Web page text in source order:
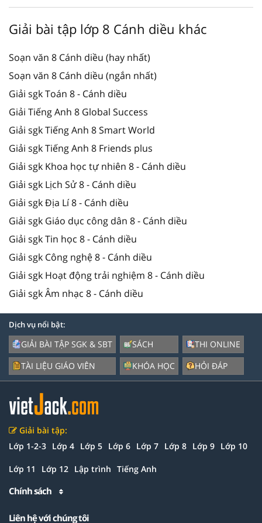
Giải bài tập lớp 8 Cánh diều khác
Soạn văn 8 Cánh diều (hay nhất)
Soạn văn 8 Cánh diều (ngắn nhất)
Giải sgk Toán 8 - Cánh diều
Giải Tiếng Anh 8 Global Success
Giải sgk Tiếng Anh 8 Smart World
Giải sgk Tiếng Anh 8 Friends plus
Giải sgk Khoa học tự nhiên 8 - Cánh diều
Giải sgk Lịch Sử 8 - Cánh diều
Giải sgk Địa Lí 8 - Cánh diều
Giải sgk Giáo dục công dân 8 - Cánh diều
Giải sgk Tin học 8 - Cánh diều
Giải sgk Công nghệ 8 - Cánh diều
Giải sgk Hoạt động trải nghiệm 8 - Cánh diều
Giải sgk Âm nhạc 8 - Cánh diều
Dịch vụ nổi bật:
GIẢI BÀI TẬP SGK & SBT
TÀI LIỆU GIÁO VIÊN
SÁCH
KHÓA HỌC
THI ONLINE
HỎI ĐÁP
Giải bài tập:
Lớp 1-2-3 Lớp 4 Lớp 5 Lớp 6 Lớp 7 Lớp 8 Lớp 9 Lớp 10
Lớp 11 Lớp 12 Lập trình Tiếng Anh
Chính sách
Liên hệ với chúng tôi